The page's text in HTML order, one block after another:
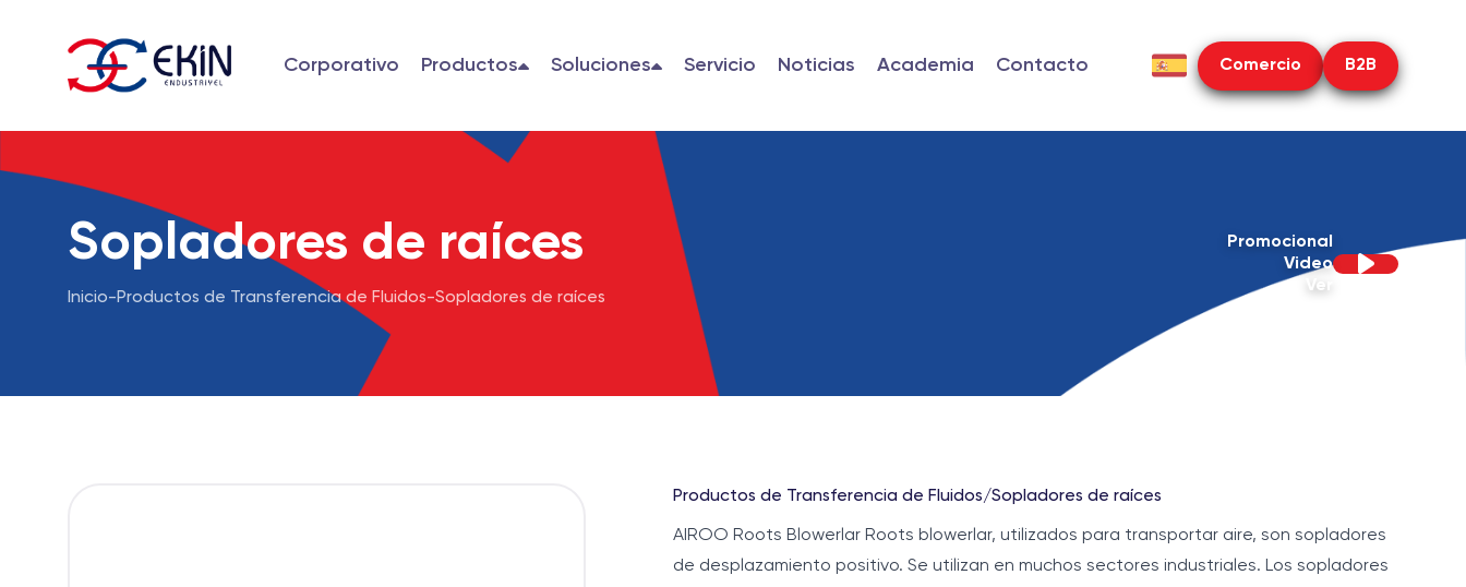
Corporativo Productos Soluciones Servicio Noticias Academia Contacto Comercio B2B
Sopladores de raíces
Inicio-Productos de Transferencia de Fluidos-Sopladores de raíces
Promocional
Video
Ver
Productos de Transferencia de Fluidos/Sopladores de raíces
AIROO Roots Blowerlar Roots blowerlar, utilizados para transportar aire, son sopladores
de desplazamiento positivo. Se utilizan en muchos sectores industriales. Los sopladores